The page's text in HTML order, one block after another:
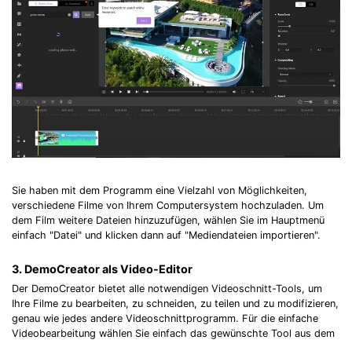
Sie haben mit dem Programm eine Vielzahl von Möglichkeiten,
verschiedene Filme von Ihrem Computersystem hochzuladen. Um
dem Film weitere Dateien hinzuzufügen, wählen Sie im Hauptmenü
einfach "Datei" und klicken dann auf "Mediendateien importieren".
3. DemoCreator als Video-Editor
Der DemoCreator bietet alle notwendigen Videoschnitt-Tools, um
Ihre Filme zu bearbeiten, zu schneiden, zu teilen und zu modifizieren,
genau wie jedes andere Videoschnittprogramm. Für die einfache
Videobearbeitung wählen Sie einfach das gewünschte Tool aus dem